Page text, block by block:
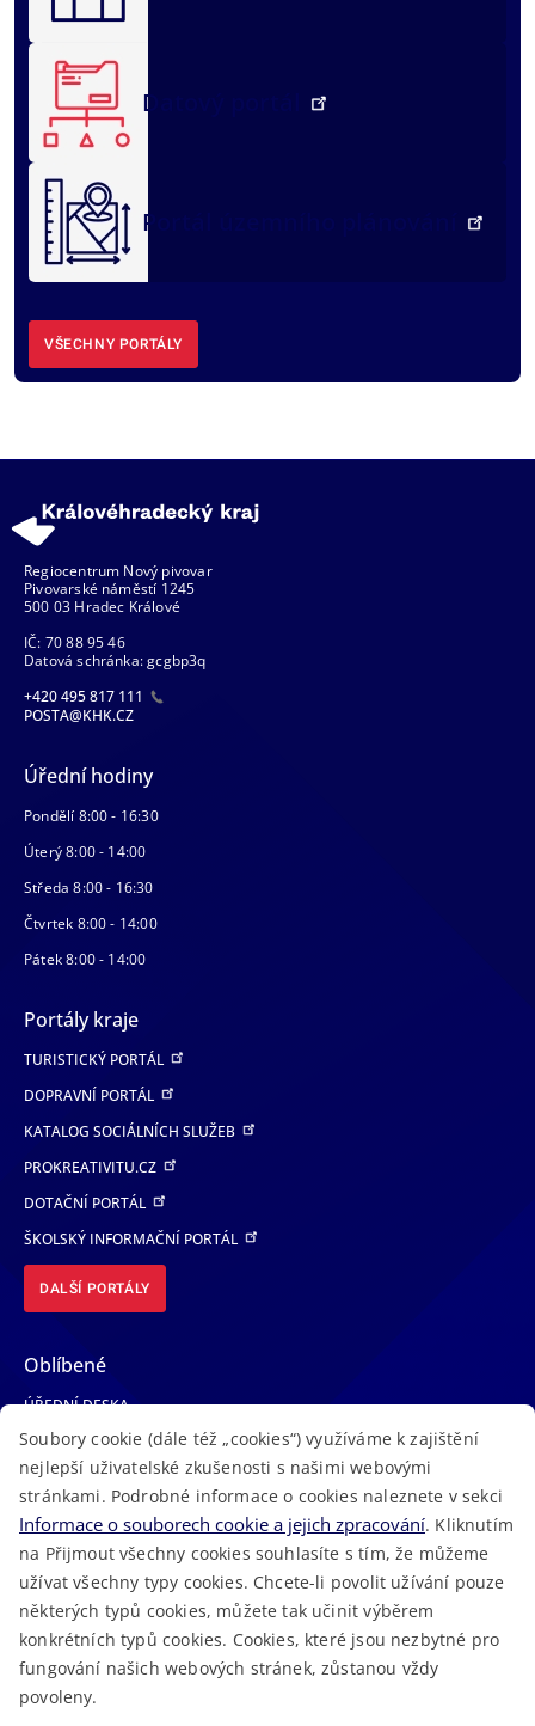
Datový portál
Portál územního plánování
VŠECHNY PORTÁLY
Regiocentrum Nový pivovar
Pivovarské náměstí 1245
500 03 Hradec Králové
IČ: 70 88 95 46
Datová schránka: gcgbp3q
+420 495 817 111
POSTA@KHK.CZ
Úřední hodiny
Pondělí 8:00 - 16:30
Úterý 8:00 - 14:00
Středa 8:00 - 16:30
Čtvrtek 8:00 - 14:00
Pátek 8:00 - 14:00
Portály kraje
TURISTICKÝ PORTÁL
DOPRAVNÍ PORTÁL
KATALOG SOCIÁLNÍCH SLUŽEB
PROKREATIVITU.CZ
DOTAČNÍ PORTÁL
ŠKOLSKÝ INFORMAČNÍ PORTÁL
DALŠÍ PORTÁLY
Oblíbené
ÚŘEDNÍ DESKA
TELEFONNÍ SEZNAM
LÉKAŘSKÁ POHOTOVOST
VOLNÁ MÍSTA
AKTUALITY
2023 © Královéhradecký kraj • Vytvořeno vMacron Software
Soubory cookie (dále též „cookies“) využíváme k zajištění
nejlepší uživatelské zkušenosti s našimi webovými
stránkami. Podrobné informace o cookies naleznete v sekci
Informace o souborech cookie a jejich zpracování. Kliknutím
na Přijmout všechny cookies souhlasíte s tím, že můžeme
užívat všechny typy cookies. Chcete-li povolit užívání pouze
některých typů cookies, můžete tak učinit výběrem
konkrétních typů cookies. Cookies, které jsou nezbytné pro
fungování našich webových stránek, zůstanou vždy
povoleny.